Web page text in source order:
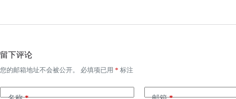
留下评论
您的邮箱地址不会被公开。 必填项已用 * 标注